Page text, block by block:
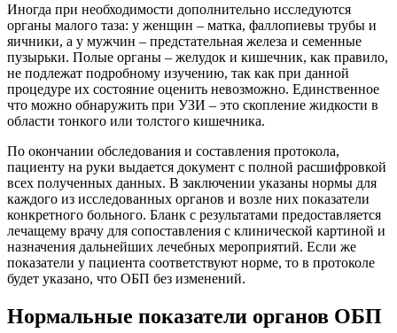
Иногда при необходимости дополнительно исследуются
органы малого таза: у женщин – матка, фаллопиевы трубы и
яичники, а у мужчин – предстательная железа и семенные
пузырьки. Полые органы – желудок и кишечник, как правило,
не подлежат подробному изучению, так как при данной
процедуре их состояние оценить невозможно. Единственное
что можно обнаружить при УЗИ – это скопление жидкости в
области тонкого или толстого кишечника.
По окончании обследования и составления протокола,
пациенту на руки выдается документ с полной расшифровкой
всех полученных данных. В заключении указаны нормы для
каждого из исследованных органов и возле них показатели
конкретного больного. Бланк с результатами предоставляется
лечащему врачу для сопоставления с клинической картиной и
назначения дальнейших лечебных мероприятий. Если же
показатели у пациента соответствуют норме, то в протоколе
будет указано, что ОБП без изменений.
Нормальные показатели органов ОБП